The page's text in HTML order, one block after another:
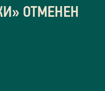
ОТМЕНЕН